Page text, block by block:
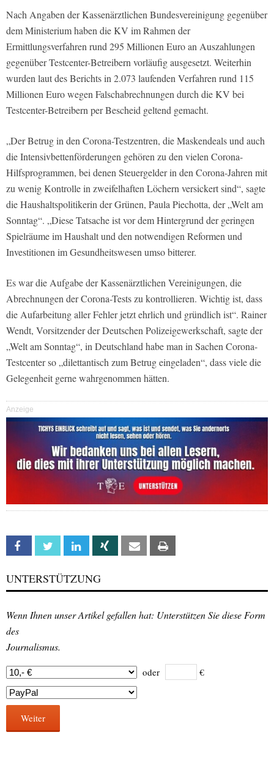
Nach Angaben der Kassenärztlichen Bundesvereinigung gegenüber
dem Ministerium haben die KV im Rahmen der
Ermittlungsverfahren rund 295 Millionen Euro an Auszahlungen
gegenüber Testcenter-Betreibern vorläufig ausgesetzt. Weiterhin
wurden laut des Berichts in 2.073 laufenden Verfahren rund 115
Millionen Euro wegen Falschabrechnungen durch die KV bei
Testcenter-Betreibern per Bescheid geltend gemacht.
„Der Betrug in den Corona-Testzentren, die Maskendeals und auch
die Intensivbettenförderungen gehören zu den vielen Corona-
Hilfsprogrammen, bei denen Steuergelder in den Corona-Jahren mit
zu wenig Kontrolle in zweifelhaften Löchern versickert sind“, sagte
die Haushaltspolitikerin der Grünen, Paula Piechotta, der „Welt am
Sonntag“. „Diese Tatsache ist vor dem Hintergrund der geringen
Spielräume im Haushalt und den notwendigen Reformen und
Investitionen im Gesundheitswesen umso bitterer.
Es war die Aufgabe der Kassenärztlichen Vereinigungen, die
Abrechnungen der Corona-Tests zu kontrollieren. Wichtig ist, dass
die Aufarbeitung aller Fehler jetzt ehrlich und gründlich ist“. Rainer
Wendt, Vorsitzender der Deutschen Polizeigewerkschaft, sagte der
„Welt am Sonntag“, in Deutschland habe man in Sachen Corona-
Testcenter so „dilettantisch zum Betrug eingeladen“, dass viele die
Gelegenheit gerne wahrgenommen hätten.
Anzeige
Facebook Twitter Linkedin Xing Email
UNTERSTÜTZUNG
Wenn Ihnen unser Artikel gefallen hat: Unterstützen Sie diese Form
des
Journalismus.
oder €
Weiter